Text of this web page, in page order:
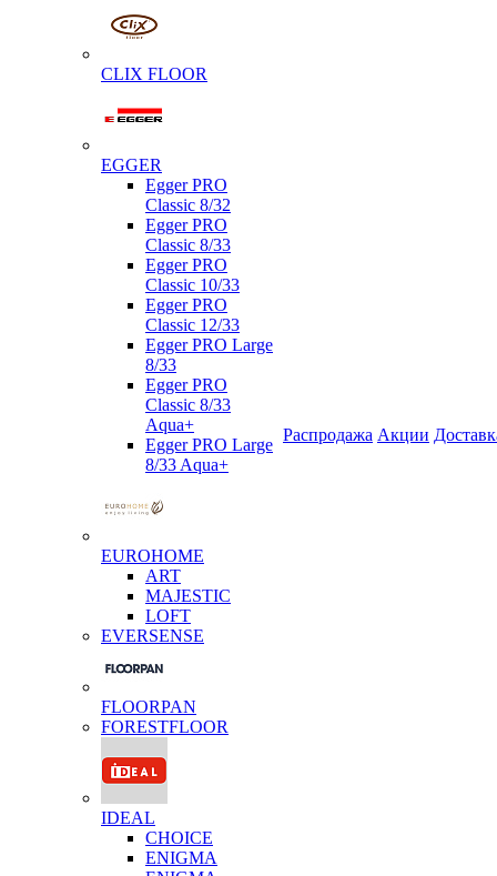
CLIX FLOOR
EGGER
Egger PRO
Classic 8/32
Egger PRO
Classic 8/33
Egger PRO
Classic 10/33
Egger PRO
Classic 12/33
Egger PRO Large
8/33
Egger PRO
Classic 8/33
Aqua+
Egger PRO Large
8/33 Aqua+
EUROHOME
ART
MAJESTIC
LOFT
EVERSENSE
FLOORPAN
FORESTFLOOR
IDEAL
CHOICE
ENIGMA
Распродажа Акции